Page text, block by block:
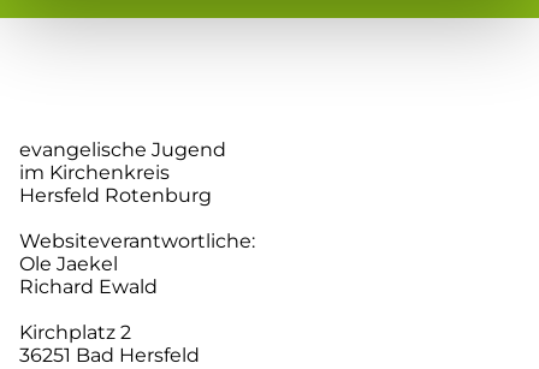
evangelische Jugend
im Kirchenkreis
Hersfeld Rotenburg
Websiteverantwortliche:
Ole Jaekel
Richard Ewald
Kirchplatz 2
36251 Bad Hersfeld